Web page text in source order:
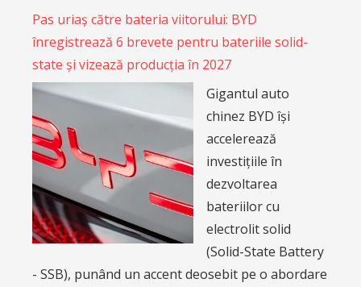
Pas uriaș către bateria viitorului: BYD
înregistrează 6 brevete pentru bateriile solid-
state și vizează producția în 2027
Gigantul auto
chinez BYD își
accelerează
investițiile în
dezvoltarea
bateriilor cu
electrolit solid
(Solid-State Battery
- SSB), punând un accent deosebit pe o abordare